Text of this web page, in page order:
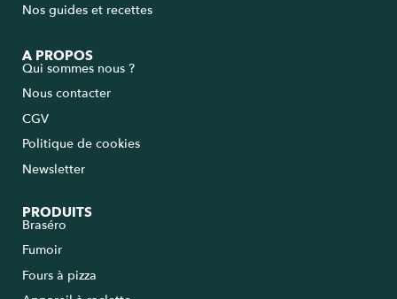
Nos guides et recettes
A PROPOS
Qui sommes nous ?
Nous contacter
CGV
Politique de cookies
Newsletter
PRODUITS
Braséro
Fumoir
Fours à pizza